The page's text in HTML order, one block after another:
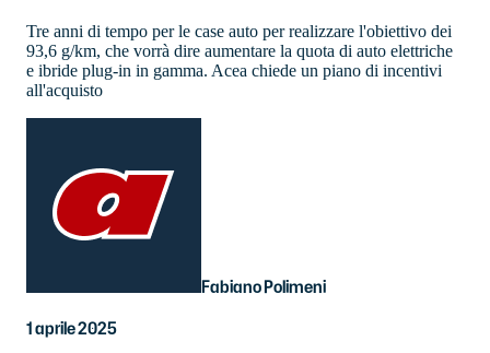
Tre anni di tempo per le case auto per realizzare l'obiettivo dei
93,6 g/km, che vorrà dire aumentare la quota di auto elettriche
e ibride plug-in in gamma. Acea chiede un piano di incentivi
all'acquisto
Fabiano Polimeni
1 aprile 2025